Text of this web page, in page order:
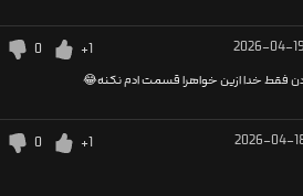
2026-04-
+1
0
فقط خدا ازین خواهرا قسمت ادم نکنه😂
2026-04-
+1
0